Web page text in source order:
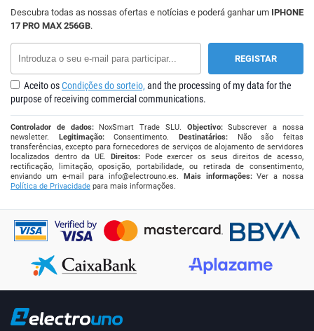
Descubra todas as nossas ofertas e notícias e poderá ganhar um IPHONE
17 PRO MAX 256GB.
Aceito osCondições do sorteio, and the processing of my data for the
purpose of receiving commercial communications.
Controlador de dados:NoxSmart Trade SLU. Objectivo:Subscrever a nossa
newsletter. Legitimação:Consentimento.Destinatários: Não são feitas
transferências, excepto para fornecedores de serviços de alojamento de servidores
localizados dentro da UE. Direitos:Pode exercer os seus direitos de acesso,
rectificação, limitação, oposição, portabilidade, ou retirada de consentimento,
enviando um e-mail parainfo@electrouno.es. Mais informações:Ver a nossa
Política de Privacidade para mais informações.